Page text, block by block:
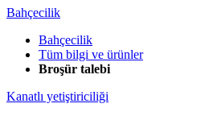
Bahçecilik
Bahçecilik
Tüm bilgi ve ürünler
Broşür talebi
Kanatlı yetiştiriciliği